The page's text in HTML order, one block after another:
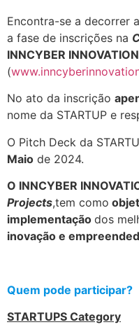
Encontra-se a decorrer
a fase de inscrições na
INNCYBER
(
No ato da inscrição
nome da STARTUP e
O Pitch Deck da
Maio de 2024.
O INNCYBER
Projects,tem como
implementação dos
inovação e
Quem pode participar?
STARTUPS Category